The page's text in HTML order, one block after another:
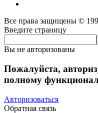
Все права защищены ©
Введите страницу
Вы не авторизованы
Пожалуйста,
полному
Авторизоваться
Обратная связь